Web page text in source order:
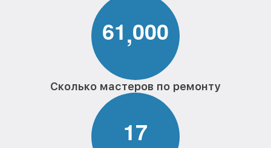
61,000
Сколько мастеров по ремонту
17